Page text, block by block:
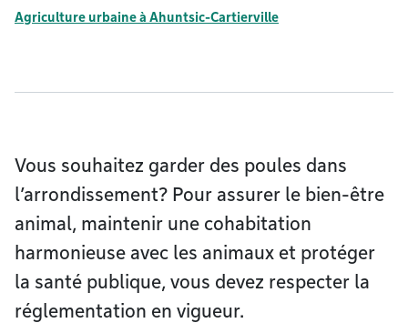
Agriculture urbaine à Ahuntsic-Cartierville
Vous souhaitez garder des poules dans
l’arrondissement? Pour assurer le bien-être
animal, maintenir une cohabitation
harmonieuse avec les animaux et protéger
la santé publique, vous devez respecter la
réglementation en vigueur.